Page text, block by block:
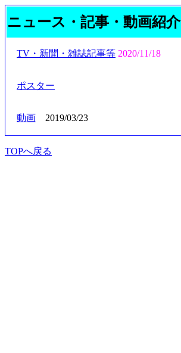
ニュース・記事・動画紹介
TV・新聞・雑誌記事等 2020/11/18
ポスター
動画 2019/03/23
TOPへ戻る